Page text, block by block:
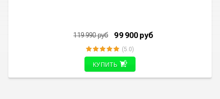
119 990руб 99 900 руб
(5.0)
КУПИТЬ